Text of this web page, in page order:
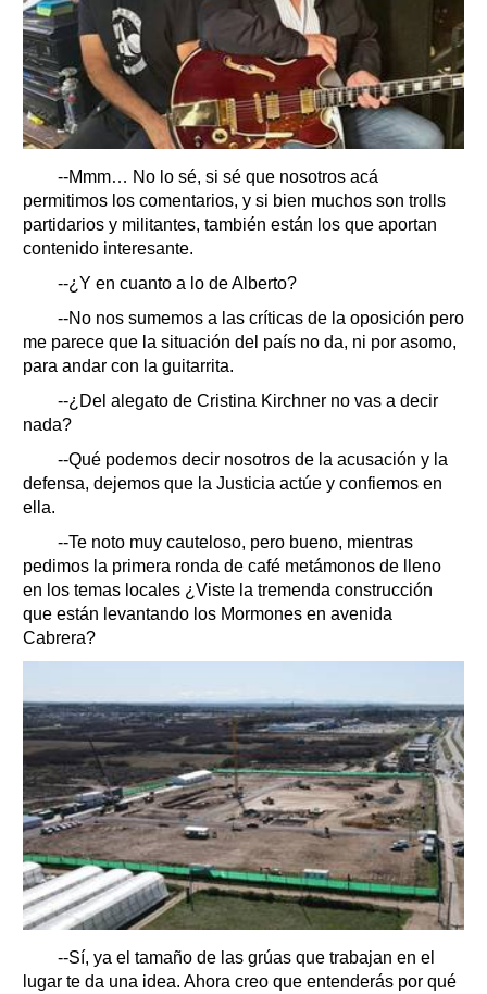
--Mmm… No lo sé, si sé que nosotros acá
permitimos los comentarios, y si bien muchos son trolls
partidarios y militantes, también están los que aportan
contenido interesante.
--¿Y en cuanto a lo de Alberto?
--No nos sumemos a las críticas de la oposición pero
me parece que la situación del país no da, ni por asomo,
para andar con la guitarrita.
--¿Del alegato de Cristina Kirchner no vas a decir
nada?
--Qué podemos decir nosotros de la acusación y la
defensa, dejemos que la Justicia actúe y confiemos en
ella.
--Te noto muy cauteloso, pero bueno, mientras
pedimos la primera ronda de café metámonos de lleno
en los temas locales ¿Viste la tremenda construcción
que están levantando los Mormones en avenida
Cabrera?
--Sí, ya el tamaño de las grúas que trabajan en el
lugar te da una idea. Ahora creo que entenderás por qué